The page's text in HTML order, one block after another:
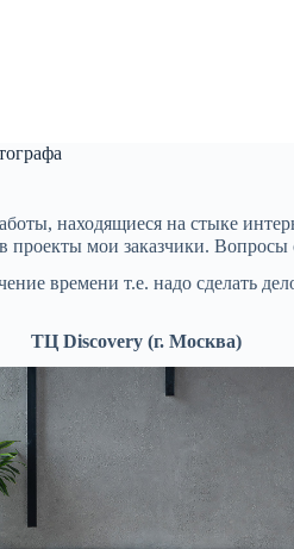
находящиеся на стыке
мои заказчики. Вопросы
времени т.е. надо сделать
ТЦ Discovery (г. Москва)